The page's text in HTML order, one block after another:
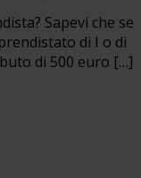
Sapevi che se
di I o di
di 500 euro […]